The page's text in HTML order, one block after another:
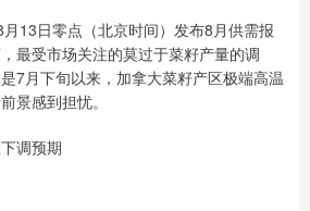
13日零点（北京时间）发布8月供需报
最受市场关注的莫过于菜籽产量的调
7月下旬以来，加拿大菜籽产区极端高温
景感到担忧。
调预期